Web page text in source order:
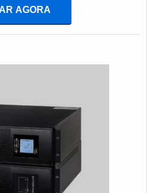
ats em uma empresa
C. A. Equipamentos
é possível encontrar
e desenvolvimento no
empresas que prezam por
ótima qualidade e precisão,
e podem gerar
importante lembrar que o
com empresas
Esse tipo de cuidado ajuda a
AGORA